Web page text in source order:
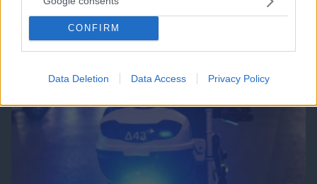
CONFIRM
Data Deletion Data Access Privacy Policy